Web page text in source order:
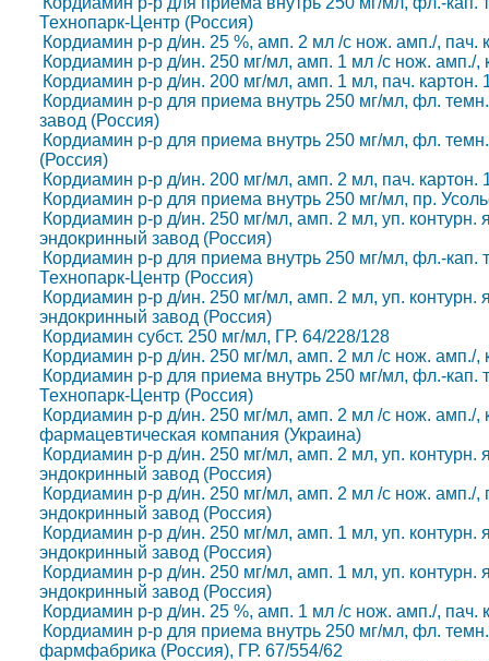
Технопарк-Центр (Россия)
Кордиамин р-р д/ин. 25 %, амп. 2 мл /с нож. амп./, пач.
Кордиамин р-р д/ин. 250 мг/мл, амп. 1 мл /с нож. амп./
Кордиамин р-р д/ин. 200 мг/мл, амп. 1 мл, пач.
Кордиамин р-р для приема внутрь 250 мг/мл, фл.
завод (Россия)
Кордиамин р-р для приема внутрь 250 мг/мл, фл.
(Россия)
Кордиамин р-р д/ин. 200 мг/мл, амп. 2 мл, пач.
Кордиамин р-р для приема внутрь 250 мг/мл, пр.
Кордиамин р-р д/ин. 250 мг/мл, амп. 2 мл, уп. контурн.
эндокринный завод (Россия)
Кордиамин р-р для приема внутрь 250 мг/мл, фл.-кап.
Технопарк-Центр (Россия)
Кордиамин р-р д/ин. 250 мг/мл, амп. 2 мл, уп. контурн.
эндокринный завод (Россия)
Кордиамин субст. 250 мг/мл, ГР. 64/228/128
Кордиамин р-р д/ин. 250 мг/мл, амп. 2 мл /с нож. амп./,
Кордиамин р-р для приема внутрь 250 мг/мл, фл.-кап.
Технопарк-Центр (Россия)
Кордиамин р-р д/ин. 250 мг/мл, амп. 2 мл /с нож. амп./
фармацевтическая компания (Украина)
Кордиамин р-р д/ин. 250 мг/мл, амп. 2 мл, уп. контурн.
эндокринный завод (Россия)
Кордиамин р-р д/ин. 250 мг/мл, амп. 2 мл /с нож. амп./,
эндокринный завод (Россия)
Кордиамин р-р д/ин. 250 мг/мл, амп. 1 мл, уп. контурн.
эндокринный завод (Россия)
Кордиамин р-р д/ин. 250 мг/мл, амп. 1 мл, уп. контурн.
эндокринный завод (Россия)
Кордиамин р-р д/ин. 25 %, амп. 1 мл /с нож. амп./, пач.
Кордиамин р-р для приема внутрь 250 мг/мл, фл.
фармфабрика (Россия), ГР. 67/554/62